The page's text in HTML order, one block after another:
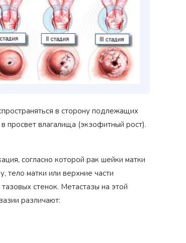
в сторону подлежащих
просвет влагалища (экзофитный рост).
согласно которой рак шейки матки
тело матки или верхние части
стенок. Метастазы на этой
различают: